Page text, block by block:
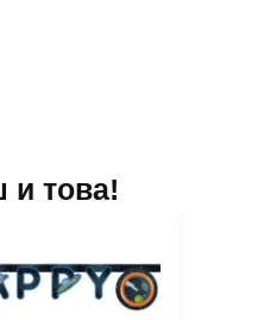
и това!